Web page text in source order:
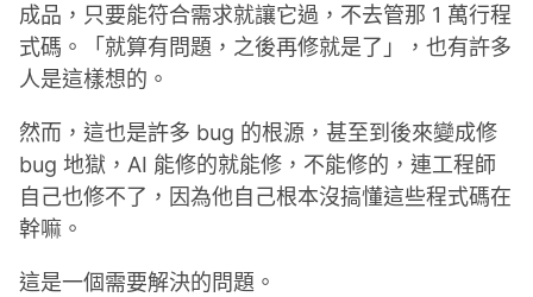
成品，只要能符合需求就讓它過，不去管那 1 萬行程
式碼。「就算有問題，之後再修就是了」，也有許多
人是這樣想的。
然而，這也是許多 bug 的根源，甚至到後來變成修
bug 地獄，AI 能修的就能修，不能修的，連工程師
自己也修不了，因為他自己根本沒搞懂這些程式碼在
幹嘛。
這是一個需要解決的問題。